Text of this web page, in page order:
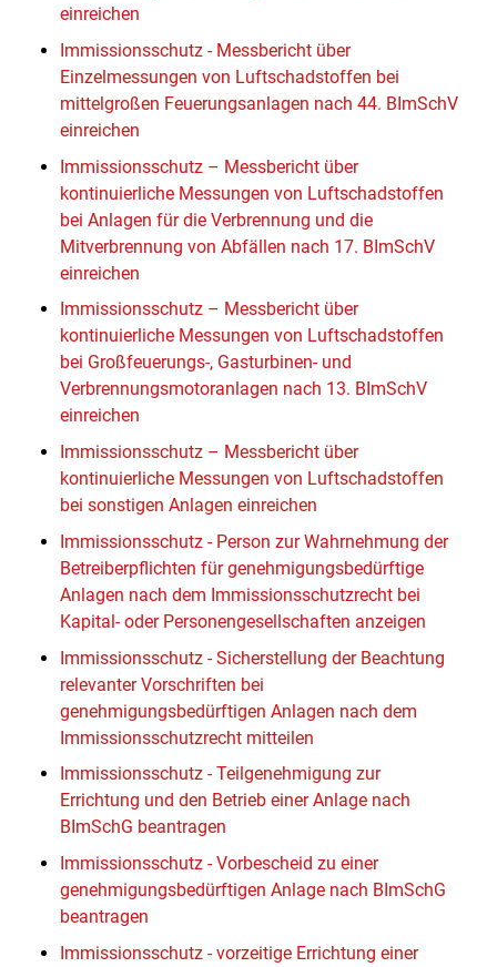
einreichen
Immissionsschutz - Messbericht über
Einzelmessungen von Luftschadstoffen bei
mittelgroßen Feuerungsanlagen nach 44. BImSchV
einreichen
Immissionsschutz – Messbericht über
kontinuierliche Messungen von Luftschadstoffen
bei Anlagen für die Verbrennung und die
Mitverbrennung von Abfällen nach 17. BImSchV
einreichen
Immissionsschutz – Messbericht über
kontinuierliche Messungen von Luftschadstoffen
bei Großfeuerungs-, Gasturbinen- und
Verbrennungsmotoranlagen nach 13. BImSchV
einreichen
Immissionsschutz – Messbericht über
kontinuierliche Messungen von Luftschadstoffen
bei sonstigen Anlagen einreichen
Immissionsschutz - Person zur Wahrnehmung der
Betreiberpflichten für genehmigungsbedürftige
Anlagen nach dem Immissionsschutzrecht bei
Kapital- oder Personengesellschaften anzeigen
Immissionsschutz - Sicherstellung der Beachtung
relevanter Vorschriften bei
genehmigungsbedürftigen Anlagen nach dem
Immissionsschutzrecht mitteilen
Immissionsschutz - Teilgenehmigung zur
Errichtung und den Betrieb einer Anlage nach
BImSchG beantragen
Immissionsschutz - Vorbescheid zu einer
genehmigungsbedürftigen Anlage nach BImSchG
beantragen
Immissionsschutz - vorzeitige Errichtung einer